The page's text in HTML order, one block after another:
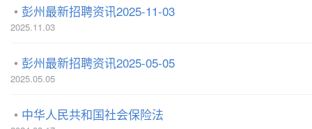
彭州最新招聘资讯2025-11-03
2025.11.03
彭州最新招聘资讯2025-05-05
2025.05.05
中华人民共和国社会保险法